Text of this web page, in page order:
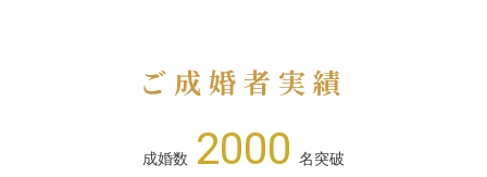
ご成婚者実績
成婚数 2000 名突破